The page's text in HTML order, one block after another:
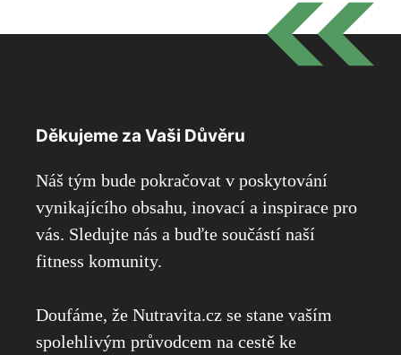
Děkujeme za Vaši Důvěru
Náš tým bude pokračovat v poskytování
vynikajícího obsahu, inovací a inspirace pro
vás. Sledujte nás a buďte součástí naší
fitness komunity.
Doufáme, že Nutravita.cz se stane vaším
spolehlivým průvodcem na cestě ke